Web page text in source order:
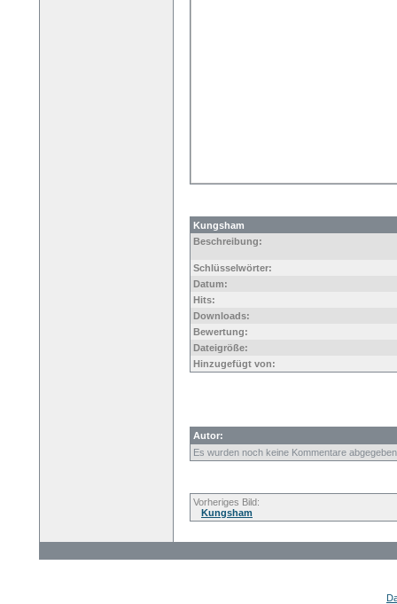
Kungsham
Beschreibung:
Schlüsselwörter:
Datum:
Hits:
Downloads:
Bewertung:
Dateigröße:
Hinzugefügt von:
Autor:
Es wurden noch keine Kommentare
Vorheriges Bild:
Kungsham